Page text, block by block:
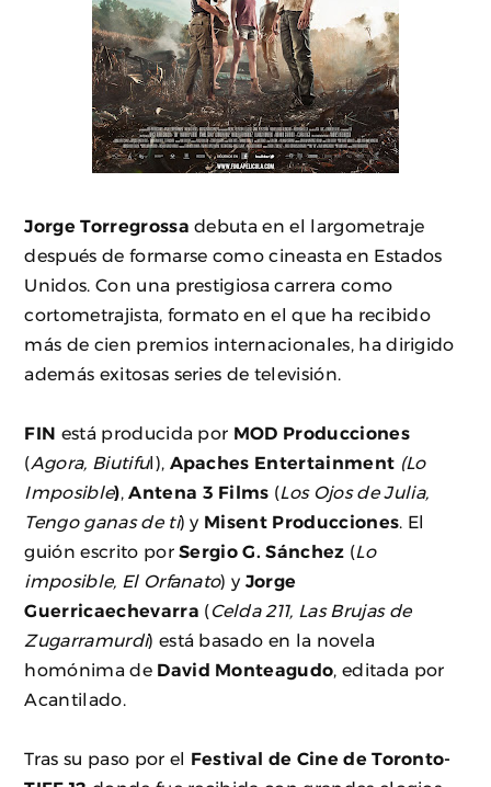
Jorge Torregrossadebuta en el largometraje
después de formarse como cineasta en Estados
Unidos. Con una prestigiosa carrera como
cortometrajista, formato en el que ha recibido
más de cien premios internacionales, ha dirigido
además exitosas series de televisión.
FIN está producida por MOD Producciones
(Agora, Biutiful), Apaches Entertainment (Lo
Imposible) Antena 3 Films (Los Ojos de Julia,
Tengo ganas de ti) y Misent Producciones . El
guión escrito porSergio G. Sánchez (Lo
imposible, El Orfanato) y Jorge
Guerricaechevarra (Celda 211, Las Brujas de
Zugarramurdi) está basado en la novela
homónima de David Monteagudo , editada por
Acantilado.
Tras su paso por el Festival de Cine de Toronto-